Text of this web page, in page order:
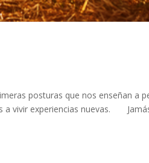
posturas que nos enseñan a
vivir experiencias nuevas.⠀ ⠀